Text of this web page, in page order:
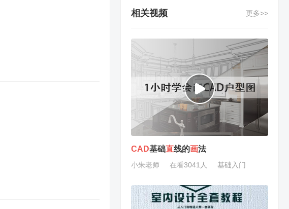
相关视频 更多>>
CAD基础直线的画法
小朱老师 在看3041人 基础入门